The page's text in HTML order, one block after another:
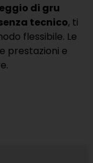
di gru
tecnico, ti
flessibile. Le
prestazioni e